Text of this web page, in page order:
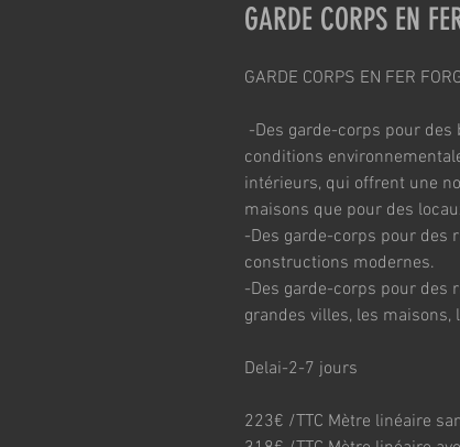
GARDE CORPS EN
GARDE CORPS EN FER
-Des garde-corps pour des
conditions
intérieurs, qui offrent une
maisons que pour des
-Des garde-corps pour des
constructions modernes.
-Des garde-corps pour des
grandes villes, les
Delai-2-7 jours
223€ /TTC Mètre linéaire